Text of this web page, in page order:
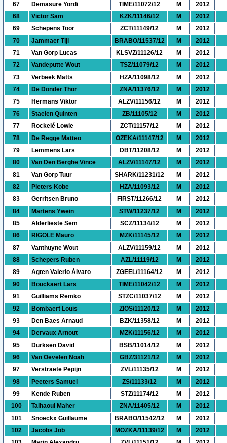
67
Demasure Yordi TIME/11072/12 M
2012
68
Victor Sam KZK/11146/12 M
2012
69
Schepens Toor ZCT/11149/12 M
2012
70
Jammaer Tijl BRABO/11537/12 M
2012
71
Van Gorp Lucas KLSVZ/11126/12 M
2012
72
Vandeputte Wout TSZ/11079/12 M
2012
73
Verbeek Matts HZA/11098/12 M
2012
74
De Donder Thor ZNA/11376/12 M
2012
75
Hermans Viktor ALZV/11156/12 M
2012
76
Staelen Quinten ZB/11105/12 M
2012
77
Rockelé Lowie ZCT/11157/12 M
2012
78
De Regge Matteo OZEKA/11147/12 M
2012
79
Lemmens Lars DBT/11208/12 M
2012
80
Van Den Berghe Vince ALZV/11147/12 M
2012
81
Van Gorp Tuur SHARK/11231/12 M
2012
82
Pieters Kobe HZA/11093/12 M
2012
83
Gerritsen Bruno FIRST/11266/12 M
2012
84
Martens Ywein STW/11237/12 M
2012
85
Alderlieste Sem SCZ/11134/12 M
2012
86
RIGOLE Mauro MZK/11145/12 M
2012
87
Vanthuyne Wout ALZV/11159/12 M
2012
88
Schepers Ruben AZL/11119/12 M
2012
89
Agten Valerio Álvaro ZGEEL/11164/12 M
2012
90
Bouckaert Lars TIME/11042/12 M
2012
91
Guilliams Remko STZC/11037/12 M
2012
92
Bombaert Louis ZIOS/11120/12 M
2012
93
Den Baes Arnaud BZK/11358/12 M
2012
94
Dervaux Arnout MZK/11156/12 M
2012
95
Durksen David BSB/11014/12 M
2012
96
Van Oevelen Noah GBZ/31121/12 M
2012
97
Verstraete Pepijn ZVL/11135/12 M
2012
98
Peeters Samuel ZS/11133/12 M
2012
99
Kende Ruben STZ/11174/12 M
2012
100
Talhaoui Maher ZNA/11405/12 M
2012
101
Snoeckx Guillaume BRABO/11542/12 M
2012
102
Jacobs Job MOZKA/11139/12 M
2012